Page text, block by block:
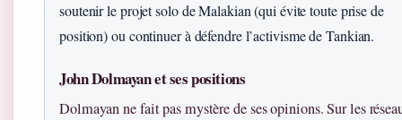
soutenir le projet solo de Malakian (qui évite toute prise de
position) ou continuer à défendre l’activisme de Tankian.
John Dolmayan et ses positions
Dolmayan ne fait pas mystère de ses opinions. Sur les